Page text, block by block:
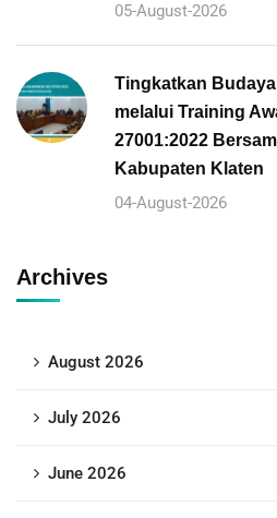
05-August-2026
Tingkatkan
melalui Training
27001:2022
Kabupaten Klaten
04-August-2026
Archives
August 2026
July 2026
June 2026